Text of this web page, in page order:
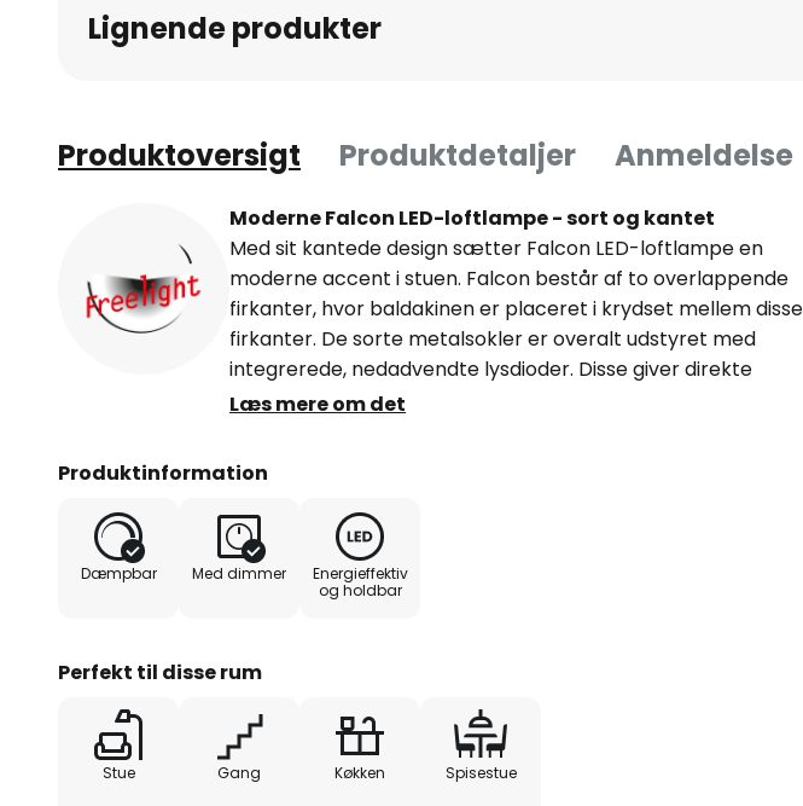
billedgalleriet
Lignende produkter
Produktoversigt Produktdetaljer Anmeldelse
Moderne Falcon LED-loftlampe - sort og kantet
Med sit kantede design sætter Falcon LED-loftlampe en
moderne accent i stuen. Falcon består af to overlappende
firkanter, hvor baldakinen er placeret i krydset mellem disse
firkanter. De sorte metalsokler er overalt udstyret med
integrerede, nedadvendte lysdioder. Disse giver direkte
belysning til det underliggende område, f.eks. til stuen eller
Armaturet kan dæmpes i tre trin via den almindelige
Læs mere om det
Produktinformation
Dæmpbar Med dimmer
Energieffektiv
og holdbar
Perfekt til disse rum
Stue Gang Køkken Spisestue